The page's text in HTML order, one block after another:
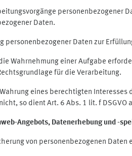
personenbezogener
Daten.
personenbezogener Daten zur
Wahrnehmung einer Aufgabe
für die Verarbeitung.
eines berechtigten
so dient Art. 6 Abs. 1 lit. f
Angebots, Datenerhebung und -
von personenbezogenen